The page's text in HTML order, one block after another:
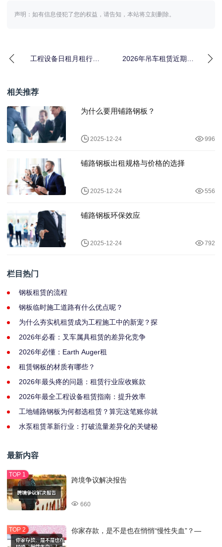
声明：如有信息侵犯了您的权益，请告知，本站将立刻删除。
工程设备日租月租行情
2026年吊车租赁近期市
相关推荐
为什么要用铺路钢板？
2025-12-24 996
铺路钢板出租规格与价格的选择
2025-12-24 556
铺路钢板环保效应
2025-12-24 792
栏目热门
钢板租赁的流程
钢板临时施工道路有什么优点呢？
为什么夯实机租赁成为工程施工中的新宠？探
2026年必看：叉车属具租赁的差异化竞争
2026年必懂：Earth Auger租
租赁钢板的材质有哪些？
2026年最头疼的问题：租赁行业应收账款
2026年最全工程设备租赁指南：提升效率
工地铺路钢板为何都选租赁？算完这笔账你就
水泵租赁革新行业：打破流量差异化的关键秘
最新内容
跨境争议解决报告
660
你家存款，是不是也在悄悄“慢性失血”？—